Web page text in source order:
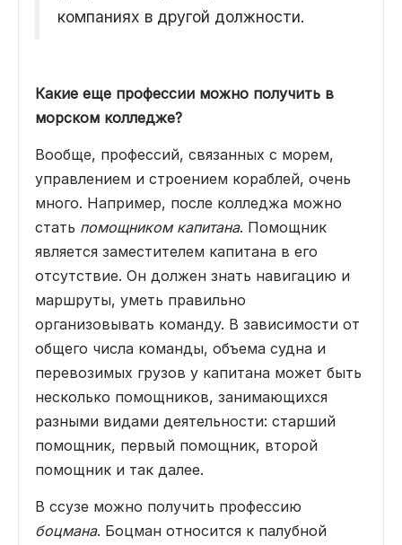
компаниях в другой должности.
Какие еще профессии можно получить в
морском колледже?
Вообще, профессий, связанных с морем,
управлением и строением кораблей, очень
много. Например, после колледжа можно
стать помощником капитана. Помощник
является заместителем капитана в его
отсутствие. Он должен знать навигацию и
маршруты, уметь правильно
организовывать команду. В зависимости от
общего числа команды, объема судна и
перевозимых грузов у капитана может быть
несколько помощников, занимающихся
разными видами деятельности: старший
помощник, первый помощник, второй
помощник и так далее.
В ссузе можно получить профессию
боцмана. Боцман относится к палубной